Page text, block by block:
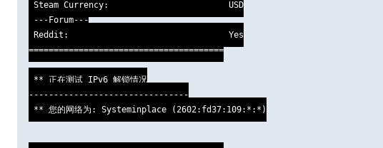
Steam Currency:                        USD
---Forum---
Reddit:                                Yes
=======================================
** 正在测试 IPv6 解锁情况
--------------------------------
** 您的网络为: Systeminplace (2602:fd37:109:*:*)